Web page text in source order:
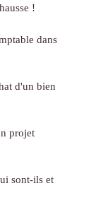
!
dans
d'un bien
projet
sont-ils et